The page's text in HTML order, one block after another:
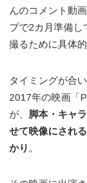
んのコメント動
プで2カ月準備し
撮るために具体
タイミングが合
2017年の映画「
が、 脚本・キャ
せて映像にされ
かり 。